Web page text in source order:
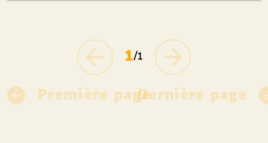
Première page
1/1
Dernière page